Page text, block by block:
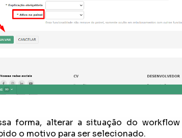
forma, alterar a situação do
o motivo para ser selecionado.